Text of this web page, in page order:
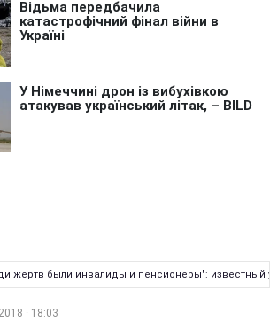
жертв были инвалиды и пенсионеры": известный
· 18:03